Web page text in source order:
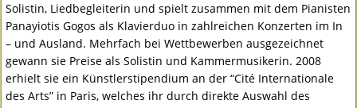
Solistin, Liedbegleiterin und spielt zusammen mit dem Pianisten
Panayiotis Gogos als Klavierduo in zahlreichen Konzerten im In
– und Ausland. Mehrfach bei Wettbewerben ausgezeichnet
gewann sie Preise als Solistin und Kammermusikerin. 2008
erhielt sie ein Künstlerstipendium an der “Cité Internationale
des Arts” in Paris, welches ihr durch direkte Auswahl des